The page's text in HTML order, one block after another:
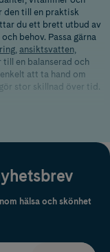
den till en praktisk
du ett brett utbud av
behov. Passa gärna
ansiktsvatten,
en balanserad och
att ta hand om
stor skillnad över tid.
och
perfekt i
rutin.
hälsa och skönhet